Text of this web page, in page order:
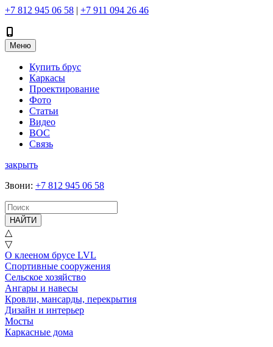
+7 812 945 06 58 | +7 911 094 26 46
Меню
Купить брус
Каркасы
Проектирование
Фото
Статьи
Видео
ВОС
Связь
закрыть
Звони: +7 812 945 06 58
НАЙТИ
△
▽
О клееном брусе LVL
Спортивные сооружения
Сельское хозяйство
Ангары и навесы
Кровли, мансарды, перекрытия
Дизайн и интерьер
Мосты
Каркасные дома